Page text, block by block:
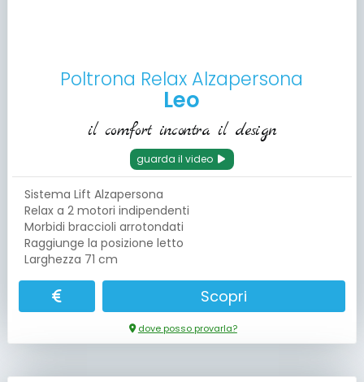
Poltrona Relax Alzapersona
Leo
il comfort incontra il design
guarda il video
Sistema Lift Alzapersona
Relax a 2 motori indipendenti
Morbidi braccioli arrotondati
Raggiunge la posizione letto
Larghezza 71 cm
Scopri
dove posso provarla?